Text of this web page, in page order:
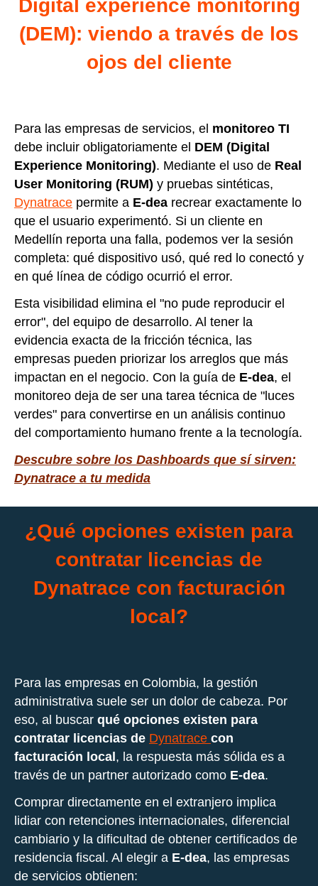
Digital experience monitoring
(DEM): viendo a través de los
ojos del cliente
Para las empresas de servicios, el monitoreo TI
debe incluir obligatoriamente el DEM (Digital
Experience Monitoring). Mediante el uso de Real
User Monitoring (RUM) y pruebas sintéticas,
Dynatrace permite a E-dea recrear exactamente lo
que el usuario experimentó. Si un cliente en
Medellín reporta una falla, podemos ver la sesión
completa: qué dispositivo usó, qué red lo conectó y
en qué línea de código ocurrió el error.
Esta visibilidad elimina el "no pude reproducir el
error", del equipo de desarrollo. Al tener la
evidencia exacta de la fricción técnica, las
empresas pueden priorizar los arreglos que más
impactan en el negocio. Con la guía de E-dea, el
monitoreo deja de ser una tarea técnica de "luces
verdes" para convertirse en un análisis continuo
del comportamiento humano frente a la tecnología.
Descubre sobre los Dashboards que sí sirven:
Dynatrace a tu medida
¿Qué opciones existen para
contratar licencias de
Dynatrace con facturación
local?
Para las empresas en Colombia, la gestión
administrativa suele ser un dolor de cabeza. Por
eso, al buscar qué opciones existen para
contratar licencias de Dynatrace con
facturación local, la respuesta más sólida es a
través de un partner autorizado como E-dea.
Comprar directamente en el extranjero implica
lidiar con retenciones internacionales, diferencial
cambiario y la dificultad de obtener certificados de
residencia fiscal. Al elegir a E-dea, las empresas
de servicios obtienen: